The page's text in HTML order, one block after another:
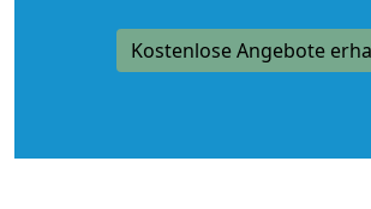
Kostenlose Angebote